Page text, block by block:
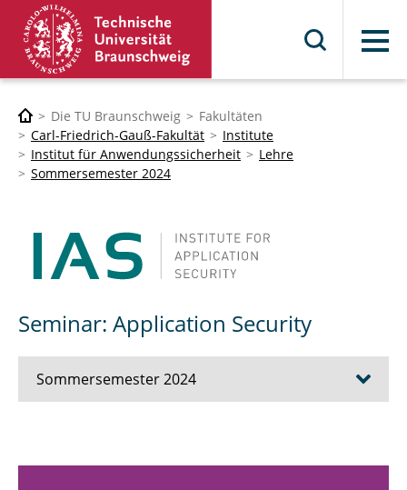
Menü
Die TU Braunschweig
Fakultäten
Carl-Friedrich-Gauß-Fakultät
Institute
Institut für Anwendungssicherheit
Lehre
Sommersemester 2024
Seminar: Application Security
Sommersemester 2024